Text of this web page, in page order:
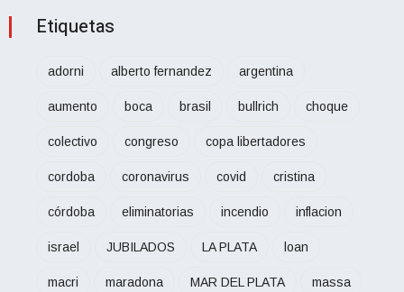
Etiquetas
adorni alberto fernandez argentina
aumento boca brasil bullrich choque
colectivo congreso copa libertadores
cordoba coronavirus covid cristina
córdoba eliminatorias incendio inflacion
israel JUBILADOS LA PLATA loan
macri maradona MAR DEL PLATA massa